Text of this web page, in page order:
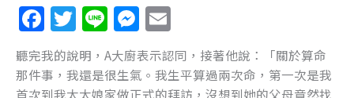
F
a
c
T
w
itt
Li
n
e
M
e
ss
m
ai
聽完我的說明，A大廚表示認同，接著他說：「關於算命
那件事，我還是很生氣。我生平算過兩次命，第一次是我
首次到我太太娘家做正式的拜訪，沒想到她的父母竟然找